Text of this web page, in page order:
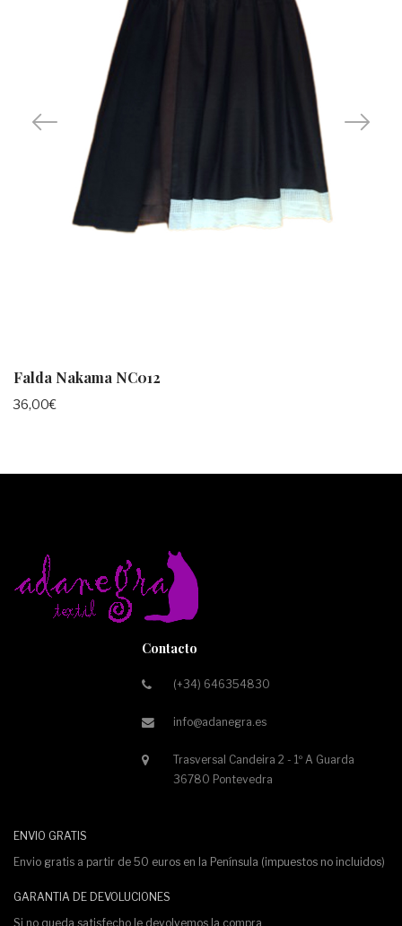
Falda Nakama NC012
36,00€
Contacto
(+34) 646354830
info@adanegra.es
Trasversal Candeira 2 - 1º A Guarda
36780 Pontevedra
ENVIO GRATIS
Envio gratis a partir de 50 euros en la Península (impuestos no incluidos)
GARANTIA DE DEVOLUCIONES
Si no queda satisfecho le devolvemos la compra